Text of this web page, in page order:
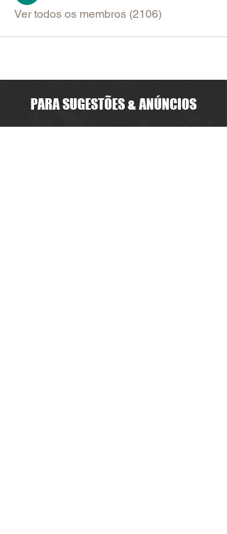
Ver todos os membros (2106)
PARA SUGESTÕES & ANÚNCIOS